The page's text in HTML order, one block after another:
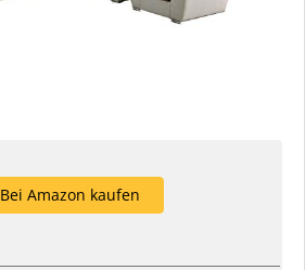
Bei Amazon kaufen